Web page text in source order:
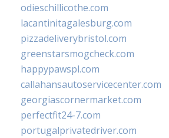
odieschillicothe.com
lacantinitagalesburg.com
pizzadeliverybristol.com
greenstarsmogcheck.com
happypawspl.com
callahansautoservicecenter.com
georgiascornermarket.com
perfectfit24-7.com
portugalprivatedriver.com